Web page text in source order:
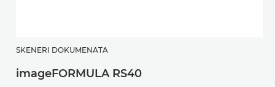
SKENERI DOKUMENATA
imageFORMULA RS40